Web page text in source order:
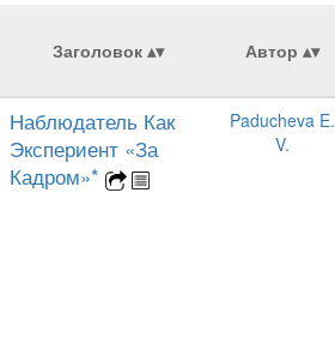
Заголовок Автор
Наблюдатель Как
Экспериент «За
Кадром»*
Paducheva E.
V.